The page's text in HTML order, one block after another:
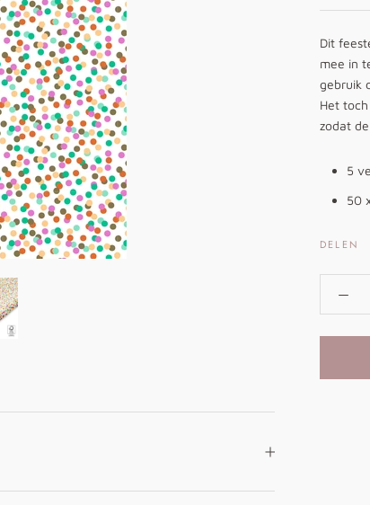
Dit
mee in
gebruik
Het
zodat
5
50
DELEN